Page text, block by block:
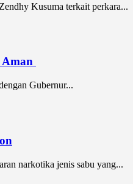
Kusuma terkait perkara...
Gubernur...
narkotika jenis sabu yang...